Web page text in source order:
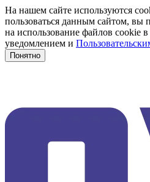
На нашем сайте используются
пользоваться данным сайтом, вы
на использование файлов cookie
уведомлением и
Понятно